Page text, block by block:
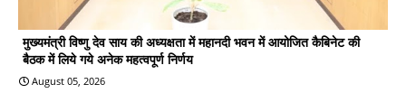
मुख्यमंत्री विष्णु देव साय की अध्यक्षता में महानदी भवन में आयोजित कैबिनेट की
बैठक में लिये गये अनेक महत्वपूर्ण निर्णय
August 05, 2026